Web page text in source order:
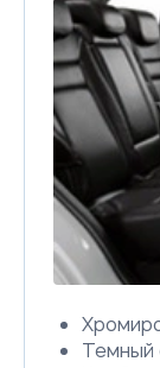
Темный